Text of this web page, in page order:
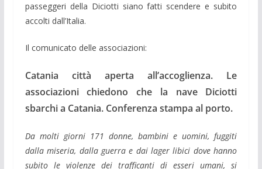
passeggeri della Diciotti siano fatti scendere e subito
accolti dall’Italia.
Il comunicato delle associazioni:
Catania città aperta all’accoglienza. Le
associazioni chiedono che la nave Diciotti
sbarchi a Catania. Conferenza stampa al porto.
Da molti giorni 171 donne, bambini e uomini, fuggiti
dalla miseria, dalla guerra e dai lager libici dove hanno
subito le violenze dei trafficanti di esseri umani, si